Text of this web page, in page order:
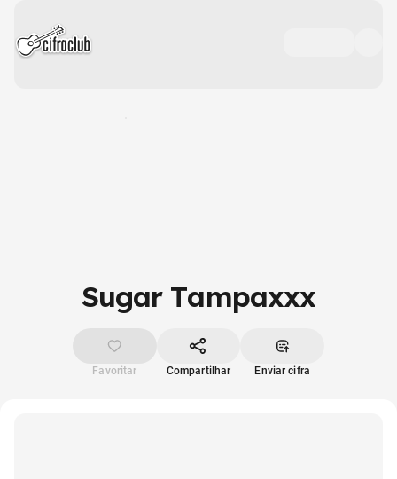
Sugar Tampaxxx
Favoritar Compartilhar Enviar cifra